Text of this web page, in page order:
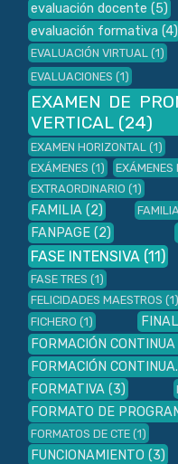
evaluación docente (5)
evaluación formativa (4)
EVALUACIÓN VIRTUAL (1)
EVALUACIONES (1)
EXAMEN DE
VERTICAL (24)
EXAMEN HORIZONTAL (1)
EXÁMENES (1) EXÁMENES
EXTRAORDINARIO (1)
FAMILIA (2)
FANPAGE (2)
FASE INTENSIVA (11)
FASE TRES (1)
FELICIDADES MAESTROS (1)
FICHERO (1)
FORMACIÓN CONTINUA
FORMACIÓN CONTINUA.
FORMATIVA (3)
FORMATO DE
FORMATOS DE CTE (1)
FUNCIONAMIENTO (3)